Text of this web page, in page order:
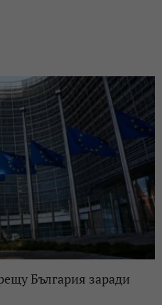
България заради